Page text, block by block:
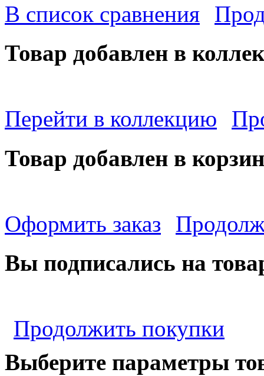
В список сравнения
Товар добавлен в
Перейти в коллекцию
Товар добавлен в
Оформить заказ
Вы подписались на
Продолжить покупки
Выберите параметры